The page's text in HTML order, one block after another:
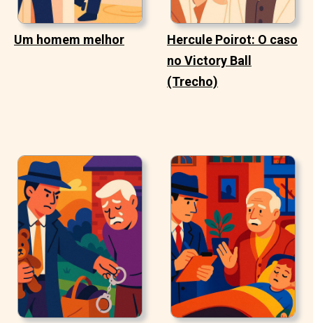
Um homem melhor
Hercule Poirot: O caso
no Victory Ball
(Trecho)